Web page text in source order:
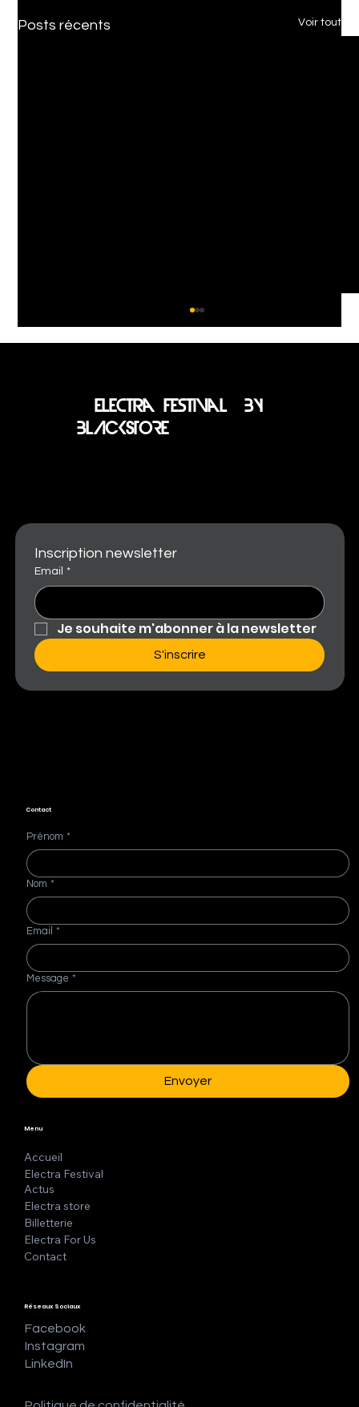
Posts récents Voir tout
L'ELECTRA FESTIVAL BY BLACKSTORE
electra festival BY
BLACKSTORE
Inscription newsletter
Email *
Je souhaite m'abonner à la newsletter
S'inscrire
Contact
Prénom *
Nom *
Email *
Message *
Envoyer
Menu
Accueil
Electra Festival
Actus
Electra store
Billetterie
Electra For Us
Contact
Réseaux Sociaux
Facebook
Instagram
LinkedIn